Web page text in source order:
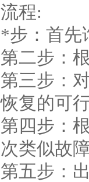
流程:
*步：首先
第二步：
第三步：
恢复的可
第四步：
次类似故
第五步：